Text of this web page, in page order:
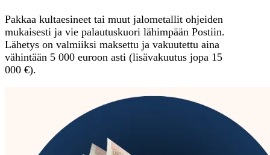
Pakkaa kultaesineet tai muut jalometallit ohjeiden
mukaisesti ja vie palautuskuori lähimpään Postiin.
Lähetys on valmiiksi maksettu ja vakuutettu aina
vähintään 5 000 euroon asti (lisävakuutus jopa 15
000 €).